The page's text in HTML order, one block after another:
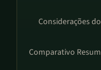
Considerações
Comparativo